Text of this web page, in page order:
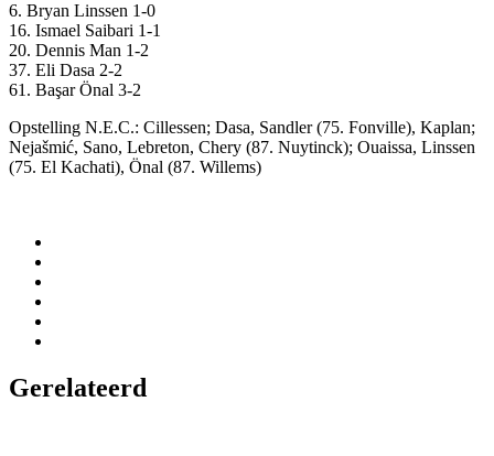
6. Bryan Linssen 1-0
16. Ismael Saibari 1-1
20. Dennis Man 1-2
37. Eli Dasa 2-2
61. Başar Önal 3-2
Opstelling N.E.C.: Cillessen; Dasa, Sandler (75. Fonville), Kaplan;
Nejašmić, Sano, Lebreton, Chery (87. Nuytinck); Ouaissa, Linssen
(75. El Kachati), Önal (87. Willems)
Gerelateerd